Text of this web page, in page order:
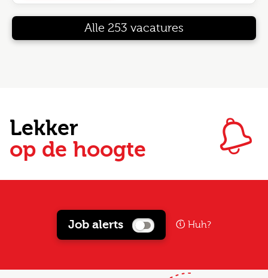
Alle 253 vacatures
Lekker
op de hoogte
Job alerts Huh?